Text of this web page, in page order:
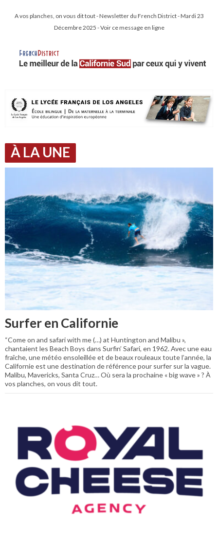
A vos planches, on vous dit tout - Newsletter du French District - Mardi 23
Décembre 2025 - Voir ce message en ligne
À LA UNE
Surfer en Californie
“Come on and safari with me (…) at Huntington and Malibu »,
chantaient les Beach Boys dans Surfin’ Safari, en 1962. Avec une eau
fraîche, une météo ensoleillée et de beaux rouleaux toute l’année, la
Californie est une destination de référence pour surfer sur la vague.
Malibu, Mavericks, Santa Cruz… Où sera la prochaine « big wave » ? À
vos planches, on vous dit tout.